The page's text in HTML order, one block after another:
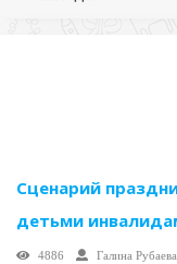
Сценарий
детьми
4886 Галина Рубаева